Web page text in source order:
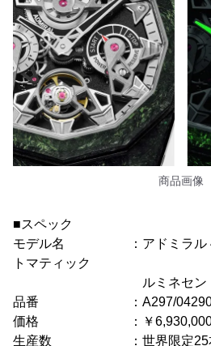
商品画像
■スペック
モデル名 ：アドミラル 45
トマティック
ルミネセント カ
品番 ：A297/
価格 ：￥6,930,000(
生産数 ：世界限定25